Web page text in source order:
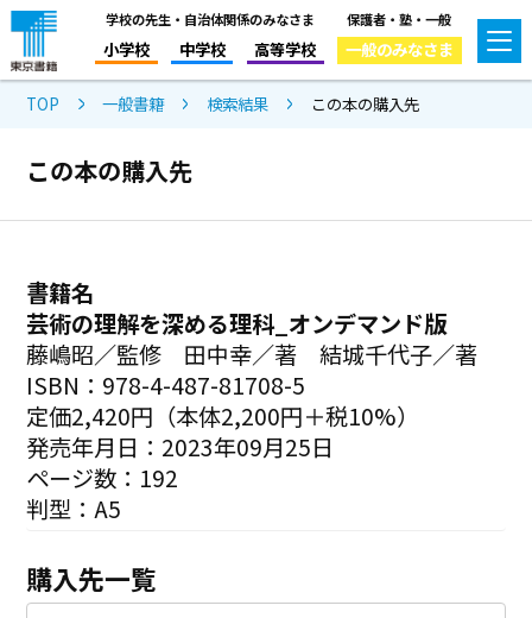
学校の先生・自治体関係のみなさま
小学校 中学校 高等学校
保護者・塾・一般
一般のみなさま
TOP 一般書籍 検索結果 この本の購入先
この本の購入先
書籍名
芸術の理解を深める理科_オンデマンド版
藤嶋昭／監修 田中幸／著 結城千代子／著
ISBN：978-4-487-81708-5
定価2,420円（本体2,200円＋税10%）
発売年月日：2023年09月25日
ページ数：192
判型：A5
購入先一覧